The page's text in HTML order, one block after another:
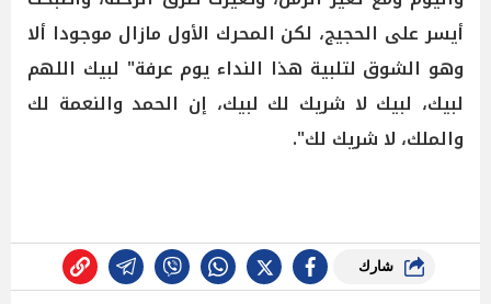
أيسر على الحجيج، لكن المحرك الأول مازال موجودا ألا
وهو الشوق لتلبية هذا النداء يوم عرفة" لبيك اللهم
لبيك، لبيك لا شريك لك لبيك، إن الحمد والنعمة لك
والملك، لا شريك لك".
شارك